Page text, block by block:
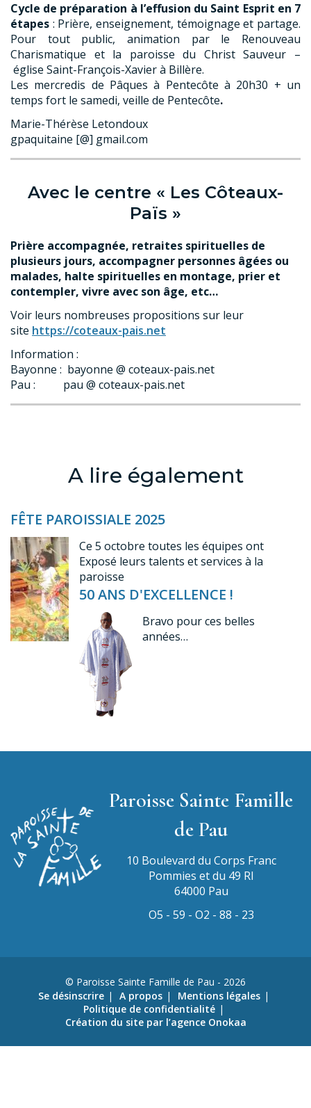
Cycle de préparation à l’effusion du Saint Esprit en 7
étapes : Prière, enseignement, témoignage et partage.
Pour tout public, animation par le Renouveau
Charismatique et la paroisse du Christ Sauveur –
église Saint-François-Xavier à Billère.
Les mercredis de Pâques à Pentecôte à 20h30 + un
temps fort le samedi, veille de Pentecôte.
Marie-Thérèse Letondoux
gpaquitaine [@] gmail.com
Avec le centre « Les Côteaux-
Païs »
Prière accompagnée, retraites spirituelles de
plusieurs jours, accompagner personnes âgées ou
malades, halte spirituelles en montage, prier et
contempler, vivre avec son âge, etc…
Voir leurs nombreuses propositions sur leur
site https://coteaux-pais.net
Information :
Bayonne : bayonne @ coteaux-pais.net
Pau : pau @ coteaux-pais.net
A lire également
FÊTE PAROISSIALE 2025
Ce 5 octobre toutes les équipes ont
Exposé leurs talents et services à la
paroisse
50 ANS D'EXCELLENCE !
Bravo pour ces belles
années…
Paroisse Sainte Famille
de Pau
10 Boulevard du Corps Franc
Pommies et du 49 RI
64000 Pau
O5 - 59 - O2 - 88 - 23
© Paroisse Sainte Famille de Pau - 2026
Se désinscrire
A propos
Mentions légales
Politique de confidentialité
Création du site par l’agence Onokaa